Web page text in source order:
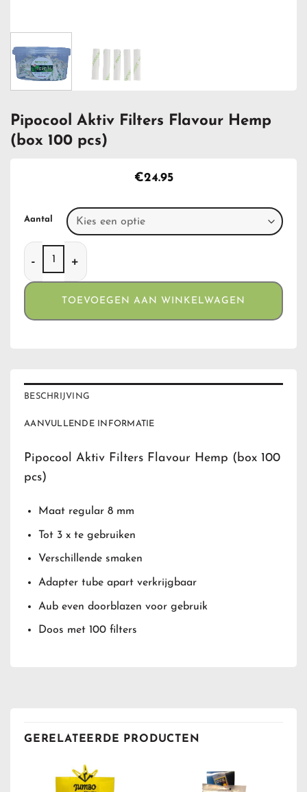
Pipocool Aktiv Filters Flavour Hemp
(box 100 pcs)
€24.95
Aantal
Pipocool Aktiv Filters Flavour Hemp (box 100 pcs) aantal
TOEVOEGEN AAN WINKELWAGEN
BESCHRIJVING
AANVULLENDE INFORMATIE
Pipocool Aktiv Filters Flavour Hemp (box 100
pcs)
Maat regular 8 mm
Tot 3 x te gebruiken
Verschillende smaken
Adapter tube apart verkrijgbaar
Aub even doorblazen voor gebruik
Doos met 100 filters
GERELATEERDE PRODUCTEN